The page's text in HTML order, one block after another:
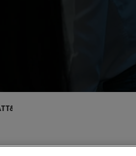
para potenciar tu Defensa